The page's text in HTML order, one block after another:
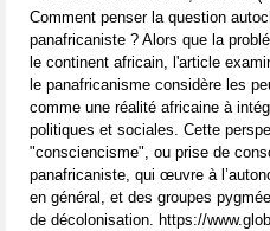
Comment penser la question
panafricaniste ? Alors que la
le continent africain, l'article
le panafricanisme considère les
comme une réalité africaine à
politiques et sociales. Cette
"consciencisme", ou prise de
panafricaniste, qui œuvre à
en général, et des groupes
de décolonisation. https://